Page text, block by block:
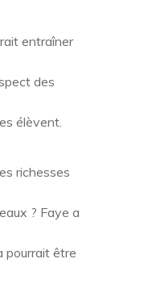
entraîner
des
élèvent.
richesses
? Faye a
pourrait être